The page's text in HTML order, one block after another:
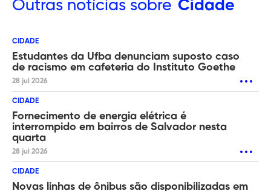
Outras notícias sobre Cidade
CIDADE
Estudantes da Ufba denunciam suposto caso
de racismo em cafeteria do Instituto Goethe
28 jul 2026
CIDADE
Fornecimento de energia elétrica é
interrompido em bairros de Salvador nesta
quarta
28 jul 2026
CIDADE
Novas linhas de ônibus são disponibilizadas em